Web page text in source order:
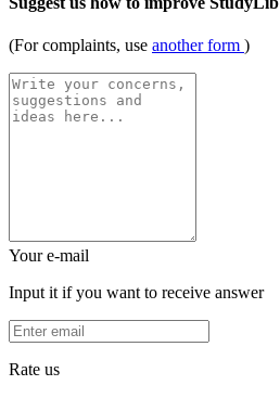
(For complaints, use another form )
Your e-mail
Input it if you want to receive answer
Rate us